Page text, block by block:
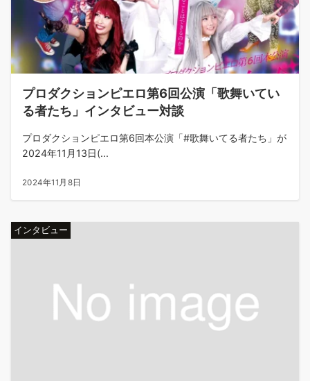
プロダクションピエロ第6回公演「歌舞いてい
る者たち」インタビュー対談
プロダクションピエロ第6回本公演「#歌舞いてる者たち」が
2024年11月13日(...
2024年11月8日
インタビュー